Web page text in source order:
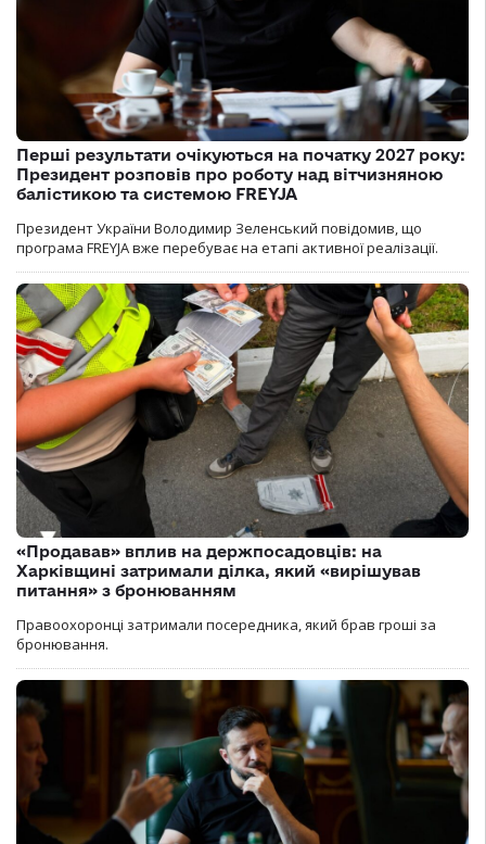
Перші результати очікуються на початку 2027 року:
Президент розповів про роботу над вітчизняною
балістикою та системою FREYJA
Президент України Володимир Зеленський повідомив, що
програма FREYJA вже перебуває на етапі активної реалізації.
«Продавав» вплив на держпосадовців: на
Харківщині затримали ділка, який «вирішував
питання» з бронюванням
Правоохоронці затримали посередника, який брав гроші за
бронювання.